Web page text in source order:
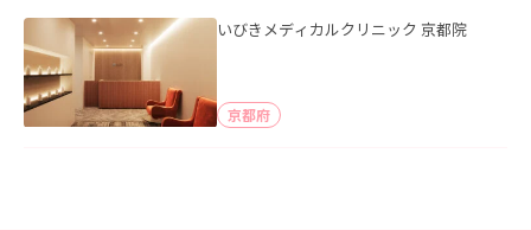
いびきメディカルクリニック 京都院
京都府